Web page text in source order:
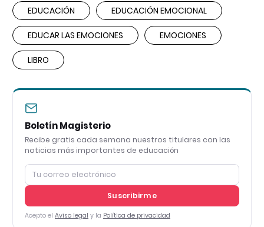
EDUCACIÓN EDUCACIÓN EMOCIONAL
EDUCAR LAS EMOCIONES EMOCIONES
LIBRO
Boletín Magisterio
Recibe gratis cada semana nuestros titulares con las
noticias más importantes de educación
Suscribirme
Acepto el Aviso legal y la Política de privacidad